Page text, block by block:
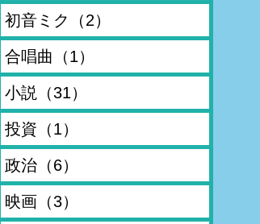
初音ミク （2）
合唱曲 （1）
小説 （31）
投資 （1）
政治（6）
映画（3）